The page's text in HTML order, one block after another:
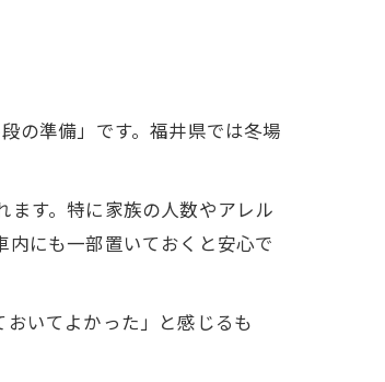
の準備」です。福井県では冬場
す。特に家族の人数やアレル
にも一部置いておくと安心で
いてよかった」と感じるも